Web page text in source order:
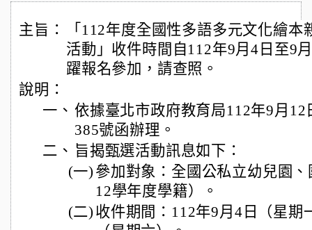
主旨：
「112年度全國性多語多元文化繪
活動」收件時間自112年9月4日至9
躍報名參加，請查照。
說明：
一、 依據臺北市政府教育局112年9月
385號函辦理。
二、 旨揭甄選活動訊息如下：
(一) 參加對象：全國公私立幼兒園
12學年度學籍）。
(二) 收件期間：112年9月4日（星期